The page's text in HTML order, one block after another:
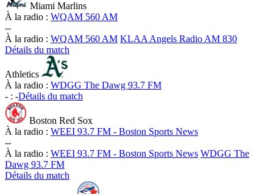
Miami Marlins
À la radio : WQAM 560 AM
--
À la radio : WQAM 560 AM KLAA Angels Radio AM 830
Détails du match
Athletics
À la radio : WDGG The Dawg 93.7 FM
- : -Détails du match
Boston Red Sox
À la radio : WEEI 93.7 FM - Boston Sports News
--
À la radio : WEEI 93.7 FM - Boston Sports News WDGG The
Dawg 93.7 FM
Détails du match